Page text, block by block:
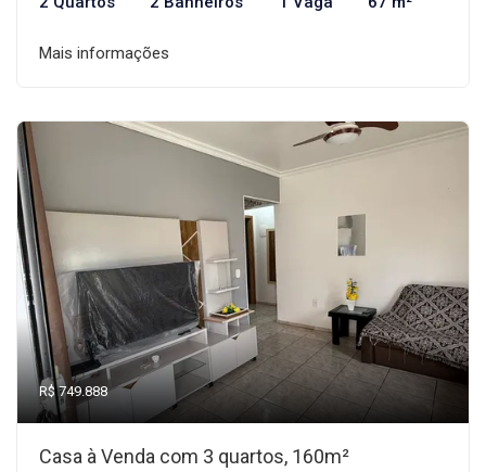
Mais informações
R$ 749.888
Casa à Venda com 3 quartos, 160m²